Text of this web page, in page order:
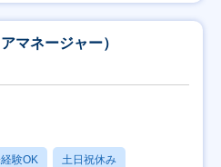
マネージャー）
験OK 土日祝休み